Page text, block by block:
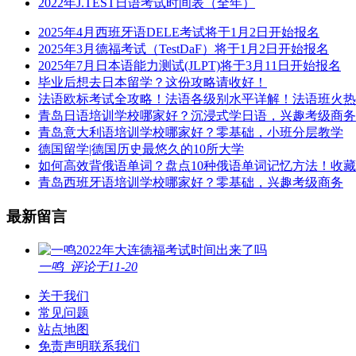
2022年J.TEST日语考试时间表（全年）
2025年4月西班牙语DELE考试将于1月2日开始报名
2025年3月德福考试（TestDaF）将于1月2日开始报名
2025年7月日本语能力测试(JLPT)将于3月11日开始报名
毕业后想去日本留学？这份攻略请收好！
法语欧标考试全攻略！法语各级别水平详解！法语班火热
青岛日语培训学校哪家好？沉浸式学日语，兴趣考级商务
青岛意大利语培训学校哪家好？零基础，小班分层教学
德国留学|德国历史最悠久的10所大学
如何高效背俄语单词？盘点10种俄语单词记忆方法！收藏
青岛西班牙语培训学校哪家好？零基础，兴趣考级商务
最新留言
2022年大连德福考试时间出来了吗
一鸣 评论于11-20
关于我们
常见问题
站点地图
免责声明联系我们